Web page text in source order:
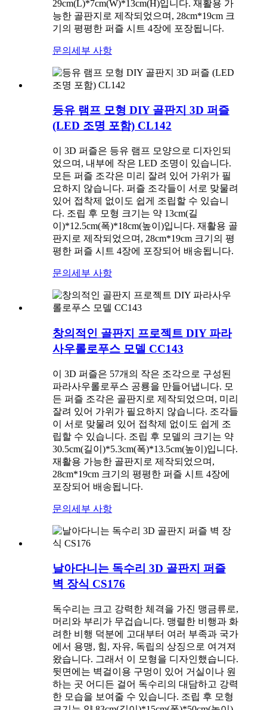
29cm(L)*7cm(W)*13cm(H)입니다. 재활용 가
능한 골판지로 제작되었으며, 28cm*19cm 크
기의 평평한 퍼즐 시트 4장에 포장됩니다.
문의 세부 사항
등유 램프 모형 DIY 골판지 3D 퍼즐
(LED 조명 포함) CL142
이 3D 퍼즐은 등유 램프 모양으로 디자인되
었으며, 내부에 작은 LED 조명이 있습니다.
모든 퍼즐 조각은 미리 잘려 있어 가위가 필
요하지 않습니다. 퍼즐 조각들이 서로 맞물려
있어 접착제 없이도 쉽게 조립할 수 있습니
다. 조립 후 모형 크기는 약 13cm(길
이)*12.5cm(폭)*18cm(높이)입니다. 재활용 골
판지로 제작되었으며, 28cm*19cm 크기의 평
평한 퍼즐 시트 4장에 포장되어 배송됩니다.
문의 세부 사항
창의적인 골판지 프로젝트 DIY 파라
사우롤로푸스 모델 CC143
이 3D 퍼즐은 57개의 작은 조각으로 구성된
파라사우롤로푸스 공룡을 만들어냅니다. 모
든 퍼즐 조각은 골판지로 제작되었으며, 미리
잘려 있어 가위가 필요하지 않습니다. 조각들
이 서로 맞물려 있어 접착제 없이도 쉽게 조
립할 수 있습니다. 조립 후 모델의 크기는 약
30.5cm(길이)*5.3cm(폭)*13.5cm(높이)입니다.
재활용 가능한 골판지로 제작되었으며,
28cm*19cm 크기의 평평한 퍼즐 시트 4장에
포장되어 배송됩니다.
문의 세부 사항
날아다니는 독수리 3D 골판지 퍼즐
벽 장식 CS176
독수리는 크고 강력한 체격을 가진 맹금류로,
머리와 부리가 무겁습니다. 맹렬한 비행과 화
려한 비행 덕분에 고대부터 여러 부족과 국가
에서 용맹, 힘, 자유, 독립의 상징으로 여겨져
왔습니다. 그래서 이 모형을 디자인했습니다.
뒷면에는 벽걸이용 구멍이 있어 거실이나 원
하는 곳 어디든 걸어 독수리의 대담하고 강력
한 모습을 보여줄 수 있습니다. 조립 후 모형